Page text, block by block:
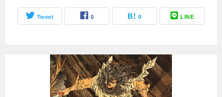
Tweet 0 0 LINE